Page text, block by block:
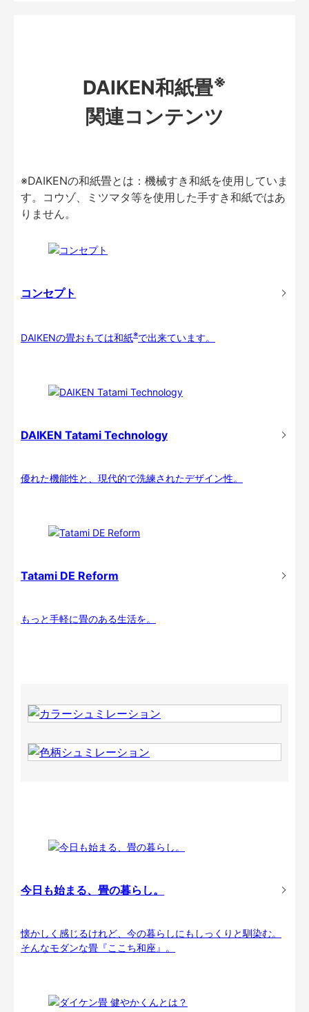
DAIKEN和紙畳※
関連コンテンツ
※DAIKENの和紙畳とは：機械すき和紙を使用していま
す。コウゾ、ミツマタ等を使用した手すき和紙ではあ
りません。
コンセプト
DAIKENの畳おもては和紙※で出来ています。
DAIKEN Tatami Technology
優れた機能性と、現代的で洗練されたデザイン性。
Tatami DE Reform
もっと手軽に畳のある生活を。
今日も始まる、畳の暮らし。
懐かしく感じるけれど、今の暮らしにもしっくりと馴染む。
そんなモダンな畳『ここち和座』。